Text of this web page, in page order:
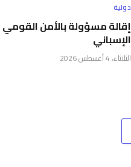
دولية
إقالة مسؤولة بالأمن القومي
الإسباني
الثلاثاء، 4 أغسطس 2026